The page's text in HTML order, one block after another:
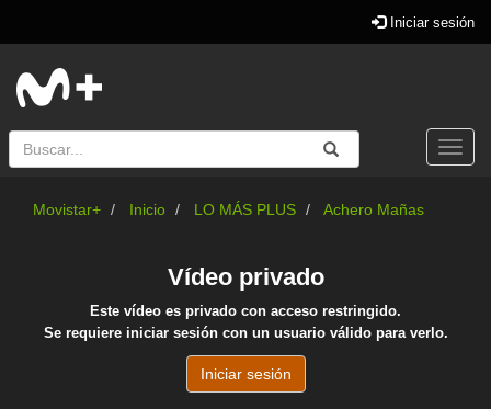
Iniciar sesión
Buscar Enviar
Buscar
Movistar+ Inicio LO MÁS PLUS Achero Mañas